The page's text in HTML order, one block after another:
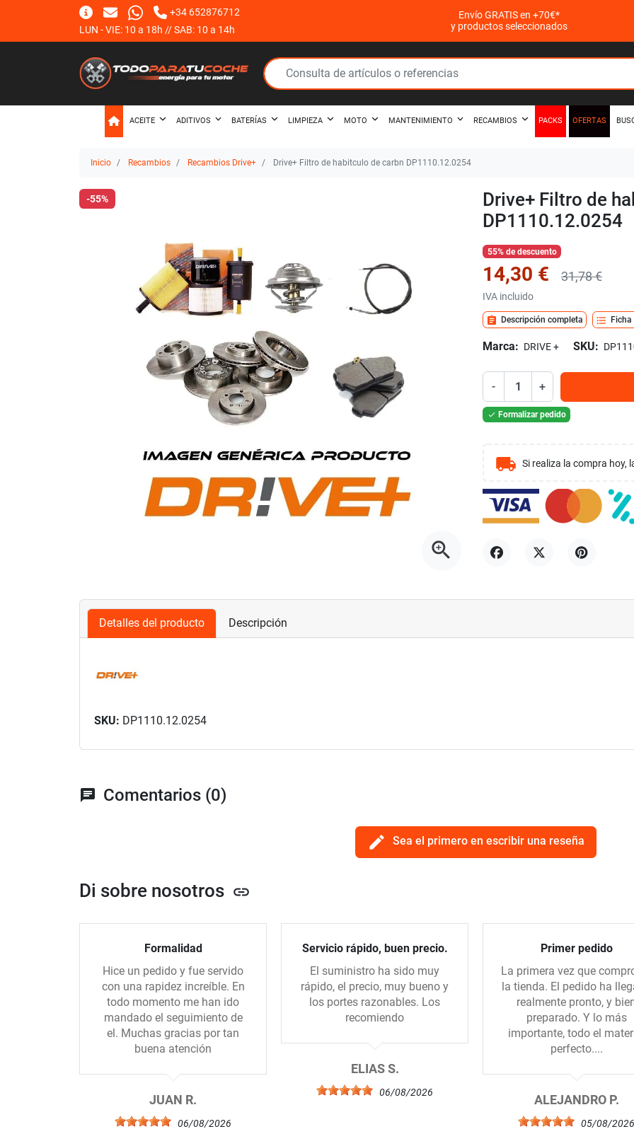
+34 652876712
LUN - VIE: 10 a 18h // SAB: 10 a 14h
Envío GRATIS en +70€*
y productos seleccionados
ACEITE ADITIVOS BATERÍAS LIMPIEZA MOTO MANTENIMIENTO RECAMBIOS PACKS OFERTAS
Inicio Recambios Recambios Drive+ Drive+ Filtro de habitculo de carbn DP1110.12.0254
-55%
zoom_in
Drive+ Filtro de
DP1110.12.0254
55% de descuento
14,30 € 31,78 €
IVA incluido
assignment Descripción completa format_list_bulleted Ficha
Marca: DRIVE + SKU:
- +
 Formalizar pedido
local_shipping Si realiza la compra hoy,
Detalles del producto Descripción
SKU: DP1110.12.0254
chat Comentarios (0)
edit Sea el primero en escribir una reseña
Di sobre nosotros link
Formalidad
Hice un pedido y fue servido
con una rapidez increíble. En
todo momento me han ido
mandado el seguimiento de
el. Muchas gracias por tan
buena atención
JUAN R.
06/08/2026
Servicio rápido, buen precio.
El suministro ha sido muy
rápido, el precio, muy bueno y
los portes razonables. Los
recomiendo
ELIAS S.
06/08/2026
Primer pedido
La primera vez que
la tienda. El pedido ha
realmente pronto, y
preparado. Y lo más
importante, todo el
perfecto....
ALEJANDRO P.
05/08/2026